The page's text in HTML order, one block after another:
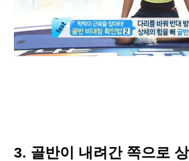
3. 골반이 내려간 쪽으로